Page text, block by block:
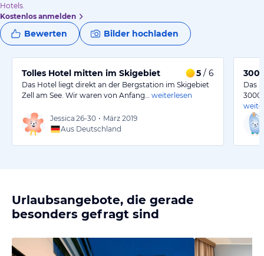
Hotels.
Kostenlos anmelden
Bewerten Bilder hochladen
Tolles Hotel mitten im Skigebiet 5 / 6
Das Hotel liegt direkt an der Bergstation im Skigebiet
Zell am See. Wir waren von Anfang…
weiterlesen
Jessica 26-30 • März 2019
Aus Deutschland
Das
Urlaubsangebote, die gerade
besonders gefragt sind